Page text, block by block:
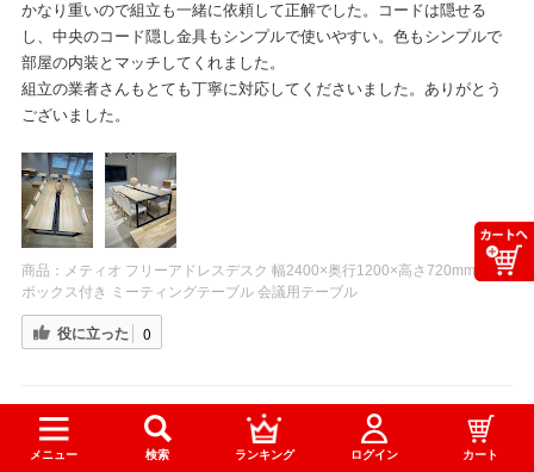
かなり重いので組立も一緒に依頼して正解でした。コードは隠せる
し、中央のコード隠し金具もシンプルで使いやすい。色もシンプルで
部屋の内装とマッチしてくれました。
組立の業者さんもとても丁寧に対応してくださいました。ありがとう
ございました。
商品： メティオ フリーアドレスデスク 幅2400×奥行1200×高さ720mm 配線
ボックス付き ミーティングテーブル 会議用テーブル
役に立った 0
ご購入者様
購入確認済み
2025-09-04
メニュー 検索 ランキング ログイン カート